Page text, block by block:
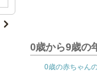
0歳から9歳の
0歳の赤ちゃん